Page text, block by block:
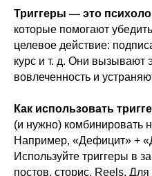
Триггеры — это
которые помогают
целевое действие:
курс и т. д. Они вызывают
вовлеченность и
Как использовать
(и нужно) комбинировать
Например, «Дефицит» +
Используйте триггеры в
постов, сторис, Reels. Для